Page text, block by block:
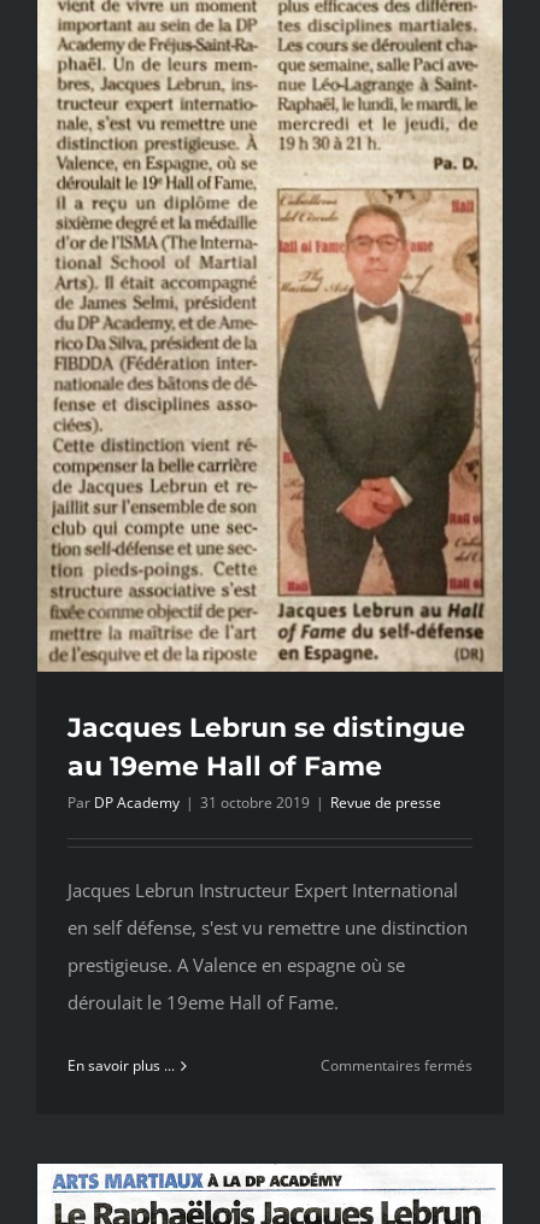
Jacques Lebrun se distingue
au 19eme Hall of Fame
Par DP Academy | 31 octobre 2019 | Revue de presse
Jacques Lebrun Instructeur Expert International
en self défense, s'est vu remettre une distinction
prestigieuse. A Valence en espagne où se
déroulait le 19eme Hall of Fame.
En savoir plus ... Commentaires fermés
au